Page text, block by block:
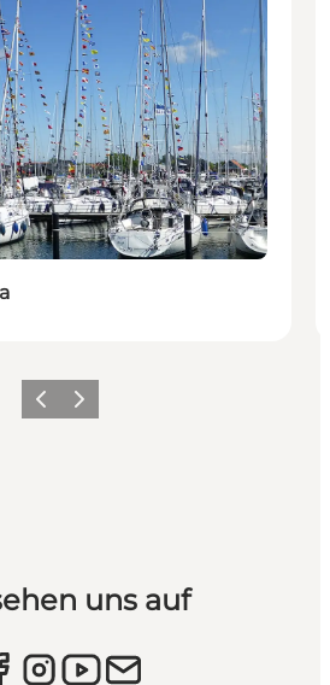
Vorherige Folie
Nächste Folie
uns auf